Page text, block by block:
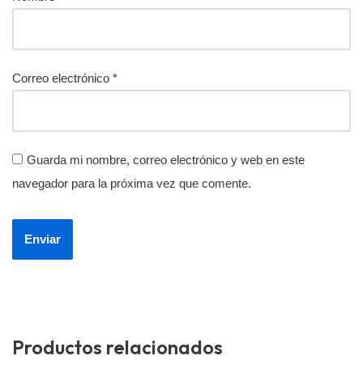
Correo electrónico *
Guarda mi nombre, correo electrónico y web en este
navegador para la próxima vez que comente.
Productos relacionados